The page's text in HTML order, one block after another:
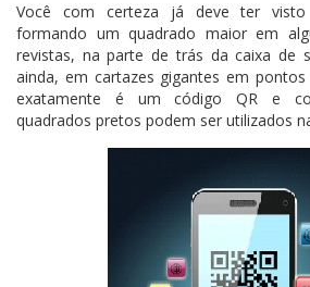
Você com certeza já deve ter visto
formando um quadrado maior em
revistas, na parte de trás da caixa de
ainda, em cartazes gigantes em
exatamente é um código QR e
quadrados pretos podem ser utilizados